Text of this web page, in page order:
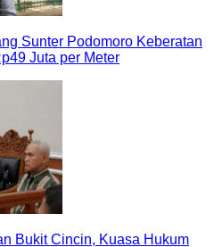
Sunter Podomoro Keberatan
Juta per Meter
Bukit Cincin, Kuasa Hukum